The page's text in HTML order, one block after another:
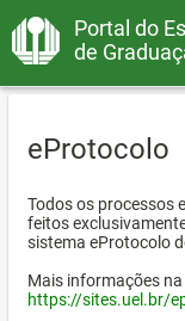
Portal do
de
eProtocolo
Todos os processos
feitos
sistema eProtocolo
Mais informações
https://sites.uel.br/